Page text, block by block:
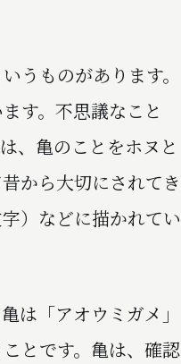
うものがあります。
す。不思議なこと
、亀のことをホヌと
から大切にされてき
）などに描かれてい
は「アオウミガメ」
とです。亀は、確認